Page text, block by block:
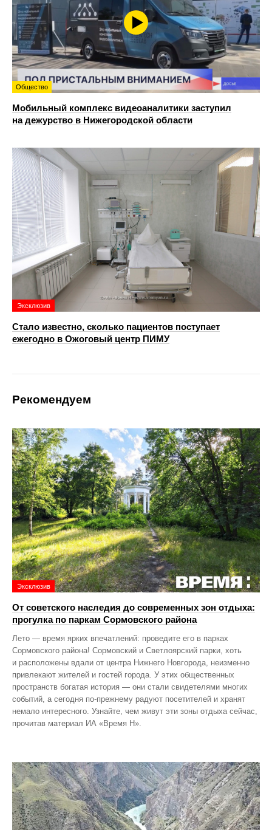
Общество
Мобильный комплекс видеоаналитики заступил
на дежурство в Нижегородской области
Эксклюзив
Стало известно, сколько пациентов поступает
ежегодно в Ожоговый центр ПИМУ
Рекомендуем
Эксклюзив
От советского наследия до современных зон отдыха:
прогулка по паркам Сормовского района
Лето — время ярких впечатлений: проведите его в парках
Сормовского района! Сормовский и Светлоярский парки, хоть
и расположены вдали от центра Нижнего Новгорода, неизменно
привлекают жителей и гостей города. У этих общественных
пространств богатая история — они стали свидетелями многих
событий, а сегодня по‑прежнему радуют посетителей и хранят
немало интересного. Узнайте, чем живут эти зоны отдыха сейчас,
прочитав материал ИА «Время Н».